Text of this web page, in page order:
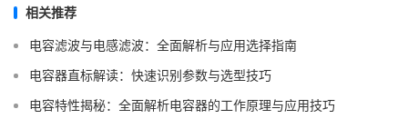
相关推荐
电容滤波与电感滤波：全面解析与应用选择指南
电容器直标解读：快速识别参数与选型技巧
电容特性揭秘：全面解析电容器的工作原理与应用技巧